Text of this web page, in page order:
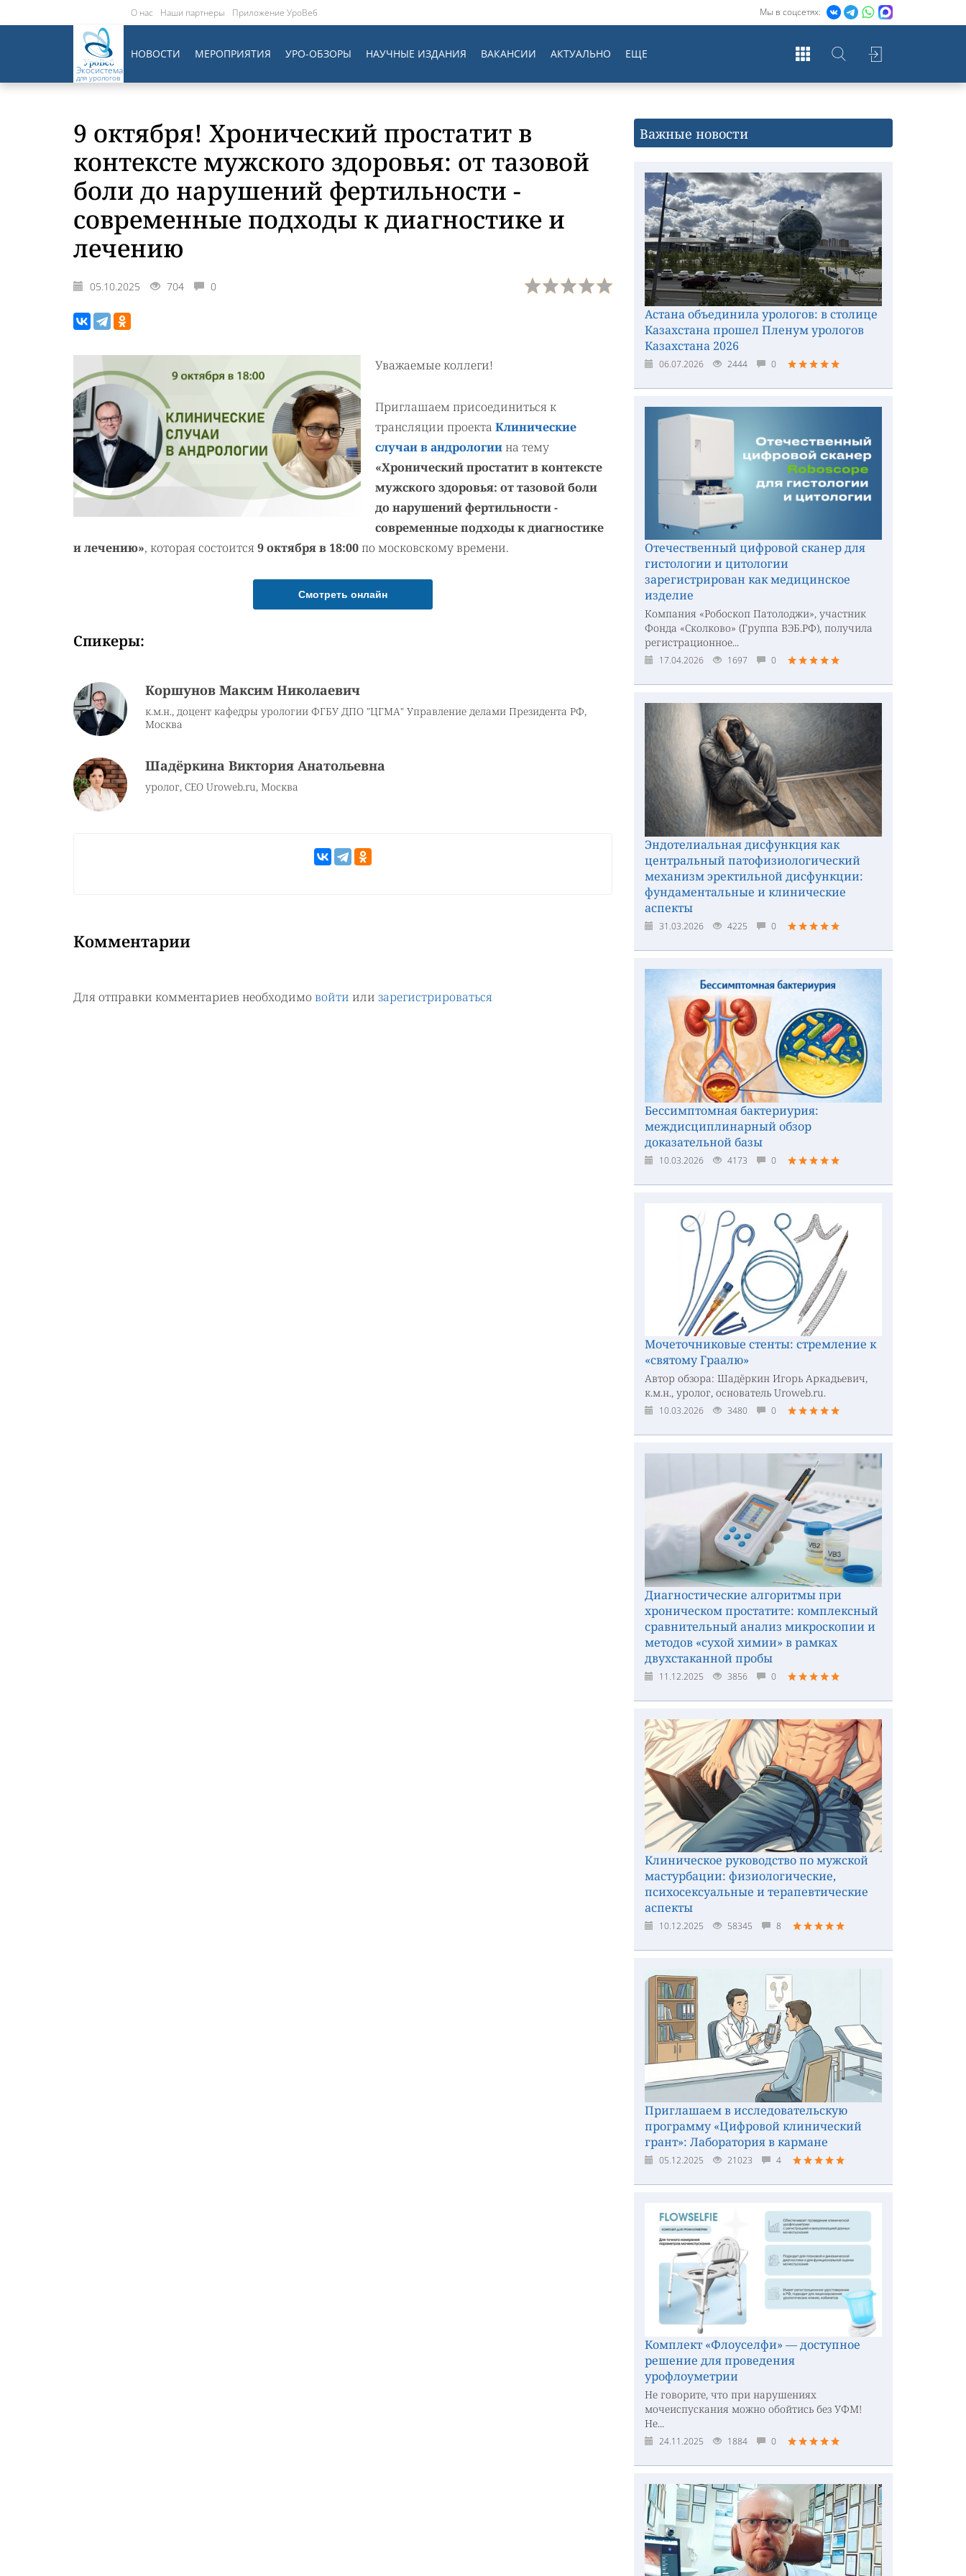
Мы в соцсетях:
О нас Наши партнеры Приложение УроВеб
Экосистема
для урологов
НОВОСТИ МЕРОПРИЯТИЯ УРО-ОБЗОРЫ НАУЧНЫЕ ИЗДАНИЯ ВАКАНСИИ АКТУАЛЬНО ЕЩЕ
9 октября! Хронический простатит в
контексте мужского здоровья: от тазовой
боли до нарушений фертильности -
современные подходы к диагностике и
лечению
05.10.2025 704 0
Уважаемые коллеги!
Приглашаем присоединиться к
трансляции проекта Клинические
случаи в андрологиина тему
«Хронический простатит в контексте
мужского здоровья: от тазовой боли
до нарушений фертильности -
современные подходы к диагностике
и лечению», которая состоится9 октября в 18:00по московскому времени.
Смотреть онлайн
Спикеры:
Коршунов Максим Николаевич
к.м.н., доцент кафедры урологии ФГБУ ДПО "ЦГМА" Управление делами Президента РФ,
Москва
Шадёркина Виктория Анатольевна
уролог, CEO Uroweb.ru, Москва
Комментарии
Для отправки комментариев необходимо войти или зарегистрироваться
Важные новости
Астана объединила урологов: в столице
Казахстана прошел Пленум урологов
Казахстана 2026
06.07.2026 2444 0
Отечественный цифровой сканер для
гистологии и цитологии
зарегистрирован как медицинское
изделие
Компания «Робоскоп Патолоджи», участник
Фонда «Сколково» (Группа ВЭБ.РФ), получила
регистрационное...
17.04.2026 1697 0
Эндотелиальная дисфункция как
центральный патофизиологический
механизм эректильной дисфункции:
фундаментальные и клинические
аспекты
31.03.2026 4225 0
Бессимптомная бактериурия:
междисциплинарный обзор
доказательной базы
10.03.2026 4173 0
Мочеточниковые стенты: стремление к
«святому Граалю»
Автор обзора: Шадёркин Игорь Аркадьевич,
к.м.н., уролог, основатель Uroweb.ru.
10.03.2026 3480 0
Диагностические алгоритмы при
хроническом простатите: комплексный
сравнительный анализ микроскопии и
методов «сухой химии» в рамках
двухстаканной пробы
11.12.2025 3856 0
Клиническое руководство по мужской
мастурбации: физиологические,
психосексуальные и терапевтические
аспекты
10.12.2025 58345 8
Приглашаем в исследовательскую
программу «Цифровой клинический
грант»: Лаборатория в кармане
05.12.2025 21023 4
Комплект «Флоуселфи» — доступное
решение для проведения
урофлоуметрии
Не говорите, что при нарушениях
мочеиспускания можно обойтись без УФМ!
Не...
24.11.2025 1884 0